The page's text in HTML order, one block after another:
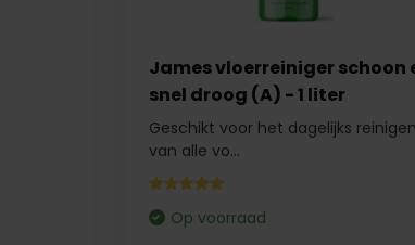
James vloerreiniger schoon
snel droog (A) - 1 liter
Geschikt voor het dagelijks reinigen
van alle vo...
Op voorraad